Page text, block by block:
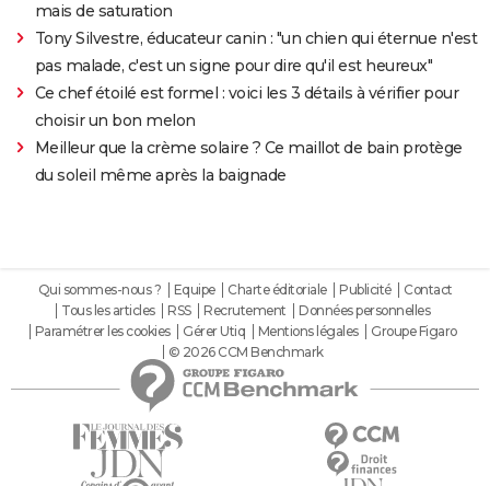
mais de saturation
Tony Silvestre, éducateur canin : "un chien qui éternue n'est
pas malade, c'est un signe pour dire qu'il est heureux"
Ce chef étoilé est formel : voici les 3 détails à vérifier pour
choisir un bon melon
Meilleur que la crème solaire ? Ce maillot de bain protège
du soleil même après la baignade
Qui sommes-nous ? Equipe Charte éditoriale Publicité
Contact
Tous les articles
RSS Recrutement
Données personnelles
Paramétrer les cookies
Gérer Utiq Mentions légales
Groupe Figaro
© 2026 CCM Benchmark